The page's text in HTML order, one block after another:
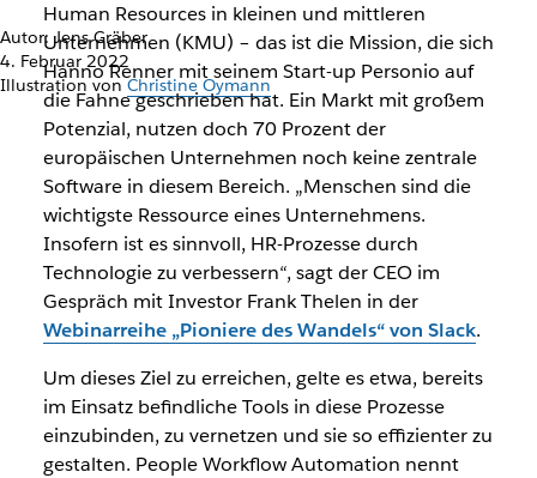
Autor: Jens Gräber
4. Februar 2022
Illustration vonChristine Oymann
Human Resources in kleinen und mittleren
Unternehmen (KMU) – das ist die Mission, die sich
Hanno Renner mit seinem Start-up Personio auf
die Fahne geschrieben hat. Ein Markt mit großem
Potenzial, nutzen doch 70 Prozent der
europäischen Unternehmen noch keine zentrale
Software in diesem Bereich. „Menschen sind die
wichtigste Ressource eines Unternehmens.
Insofern ist es sinnvoll, HR-Prozesse durch
Technologie zu verbessern“, sagt der CEO im
Gespräch mit Investor Frank Thelen in der
Webinarreihe „Pioniere des Wandels“ von Slack.
Um dieses Ziel zu erreichen, gelte es etwa, bereits
im Einsatz befindliche Tools in diese Prozesse
einzubinden, zu vernetzen und sie so effizienter zu
gestalten. People Workflow Automation nennt